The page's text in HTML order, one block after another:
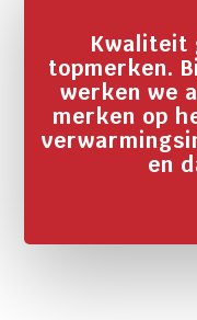
Kwaliteit
topmerken.
werken we
merken op
en